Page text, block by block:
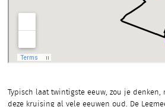
Typisch laat twintigste eeuw, zou je
deze kruising al vele eeuwen oud. De